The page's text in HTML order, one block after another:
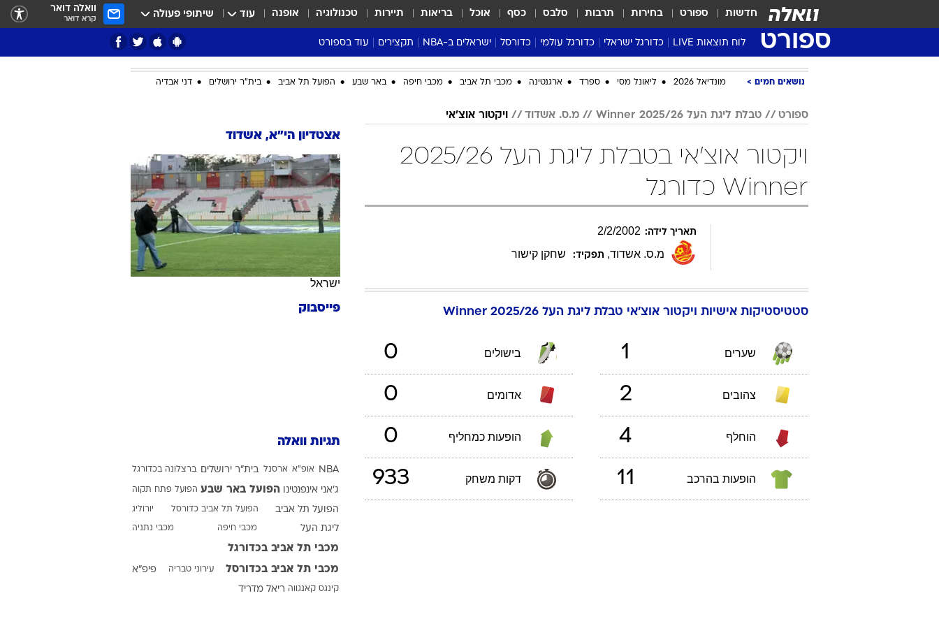
חדשות ספורט בחירות תרבות סלבס כסף אוכל בריאות תיירות טכנולוגיה אופנה עוד שיתופי פעולה וואלה דואר
קרא דואר
ספורט לוח תוצאות LIVE כדורגל ישראלי
ליגת העל Winner
גביע המדינה
שגרירים
ליגה לאומית
כדורגל עולמי
ליגה אנגלית
ליגה איטלקית
ליגה צרפתית
כדורסל
ליגת העל
יורוליג וכדורסל אירופי
נבחרות ישראל בכדורסל
ישראלים ב-NBA
דני אבדיה
תקצירים עוד בספורט
מונדיאל 2026
NBA
פודקאסטים ציון 3
אבא של שבת
מעל הטבעת
סערה בממלכה
ספורט אמריקאי
רץ על הקווים
ספורט בחקירה
סוגרים שנה
מונדיאל 2014
בראש ובראשונה
אליפות אפריקה 2015
יורו צעירות 2013
לונדון 2012
נושאים חמים מונדיאל 2026 ליאונל מסי ספרד ארגנטינה מכבי תל אביב מכבי חיפה באר שבע הפועל תל אביב בית"ר ירושלים דני אבדיה
ספורט טבלת ליגת העל 2025/26 Winner מ.ס. אשדוד ויקטור אוצ'אי
ויקטור אוצ'אי בטבלת ליגת העל 2025/26
Winner כדורגל
תאריך לידה: 2/2/2002
מ.ס. אשדוד, תפקיד: שחקן קישור
סטטיסטיקות אישיות ויקטור אוצ'אי טבלת ליגת העל 2025/26 Winner
שערים 1 בישולים 0
צהובים 2 אדומים 0
הוחלף 4 הופעות כמחליף 0
הופעות בהרכב 11 דקות משחק 933
אצטדיון הי"א, אשדוד
ישראל
פייסבוק
תגיות וואלה
NBA אופ"א ארסנל בית"ר ירושלים ברצלונה בכדורגל
ג'אני אינפנטינו הפועל באר שבע הפועל פתח תקוה
הפועל תל אביב הפועל תל אביב כדורסל יורוליג
ליגת העל מכבי חיפה מכבי נתניה
מכבי תל אביב בכדורגל
מכבי תל אביב בכדורסל
עירוני טבריה פיפ"א
קינגס קאנגווה ריאל מדריד